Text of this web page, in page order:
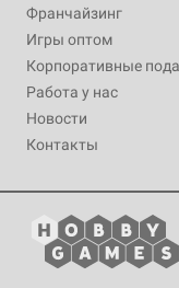
Франчайзинг
Игры оптом
Корпоративные
Работа у нас
Новости
Контакты